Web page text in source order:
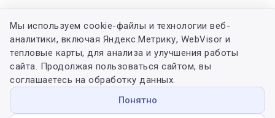
Мы используем cookie-файлы и технологии веб-
аналитики, включая Яндекс.Метрику, WebVisor и
тепловые карты, для анализа и улучшения работы
сайта. Продолжая пользоваться сайтом, вы
соглашаетесь на обработку данных.
Понятно